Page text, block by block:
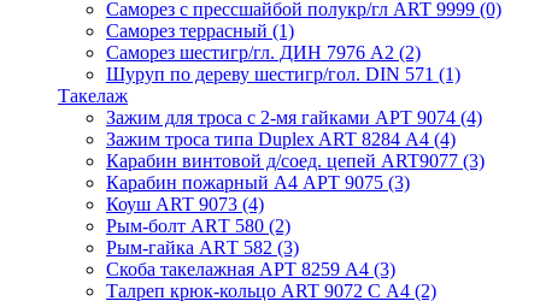
Саморез с прессшайбой полукр/гл ART 9999 (0)
Саморез террасный (1)
Саморез шестигр/гл. ДИН 7976 А2 (2)
Шуруп по дереву шестигр/гол. DIN 571 (1)
Такелаж
Зажим для троса с 2-мя гайками АРТ 9074 (4)
Зажим троса типа Duplex ART 8284 А4 (4)
Карабин винтовой д/соед. цепей ART9077 (3)
Карабин пожарный А4 АРТ 9075 (3)
Коуш ART 9073 (4)
Рым-болт АRТ 580 (2)
Рым-гайка АRТ 582 (3)
Скоба такелажная АРТ 8259 А4 (3)
Талреп крюк-кольцо ART 9072 С A4 (2)